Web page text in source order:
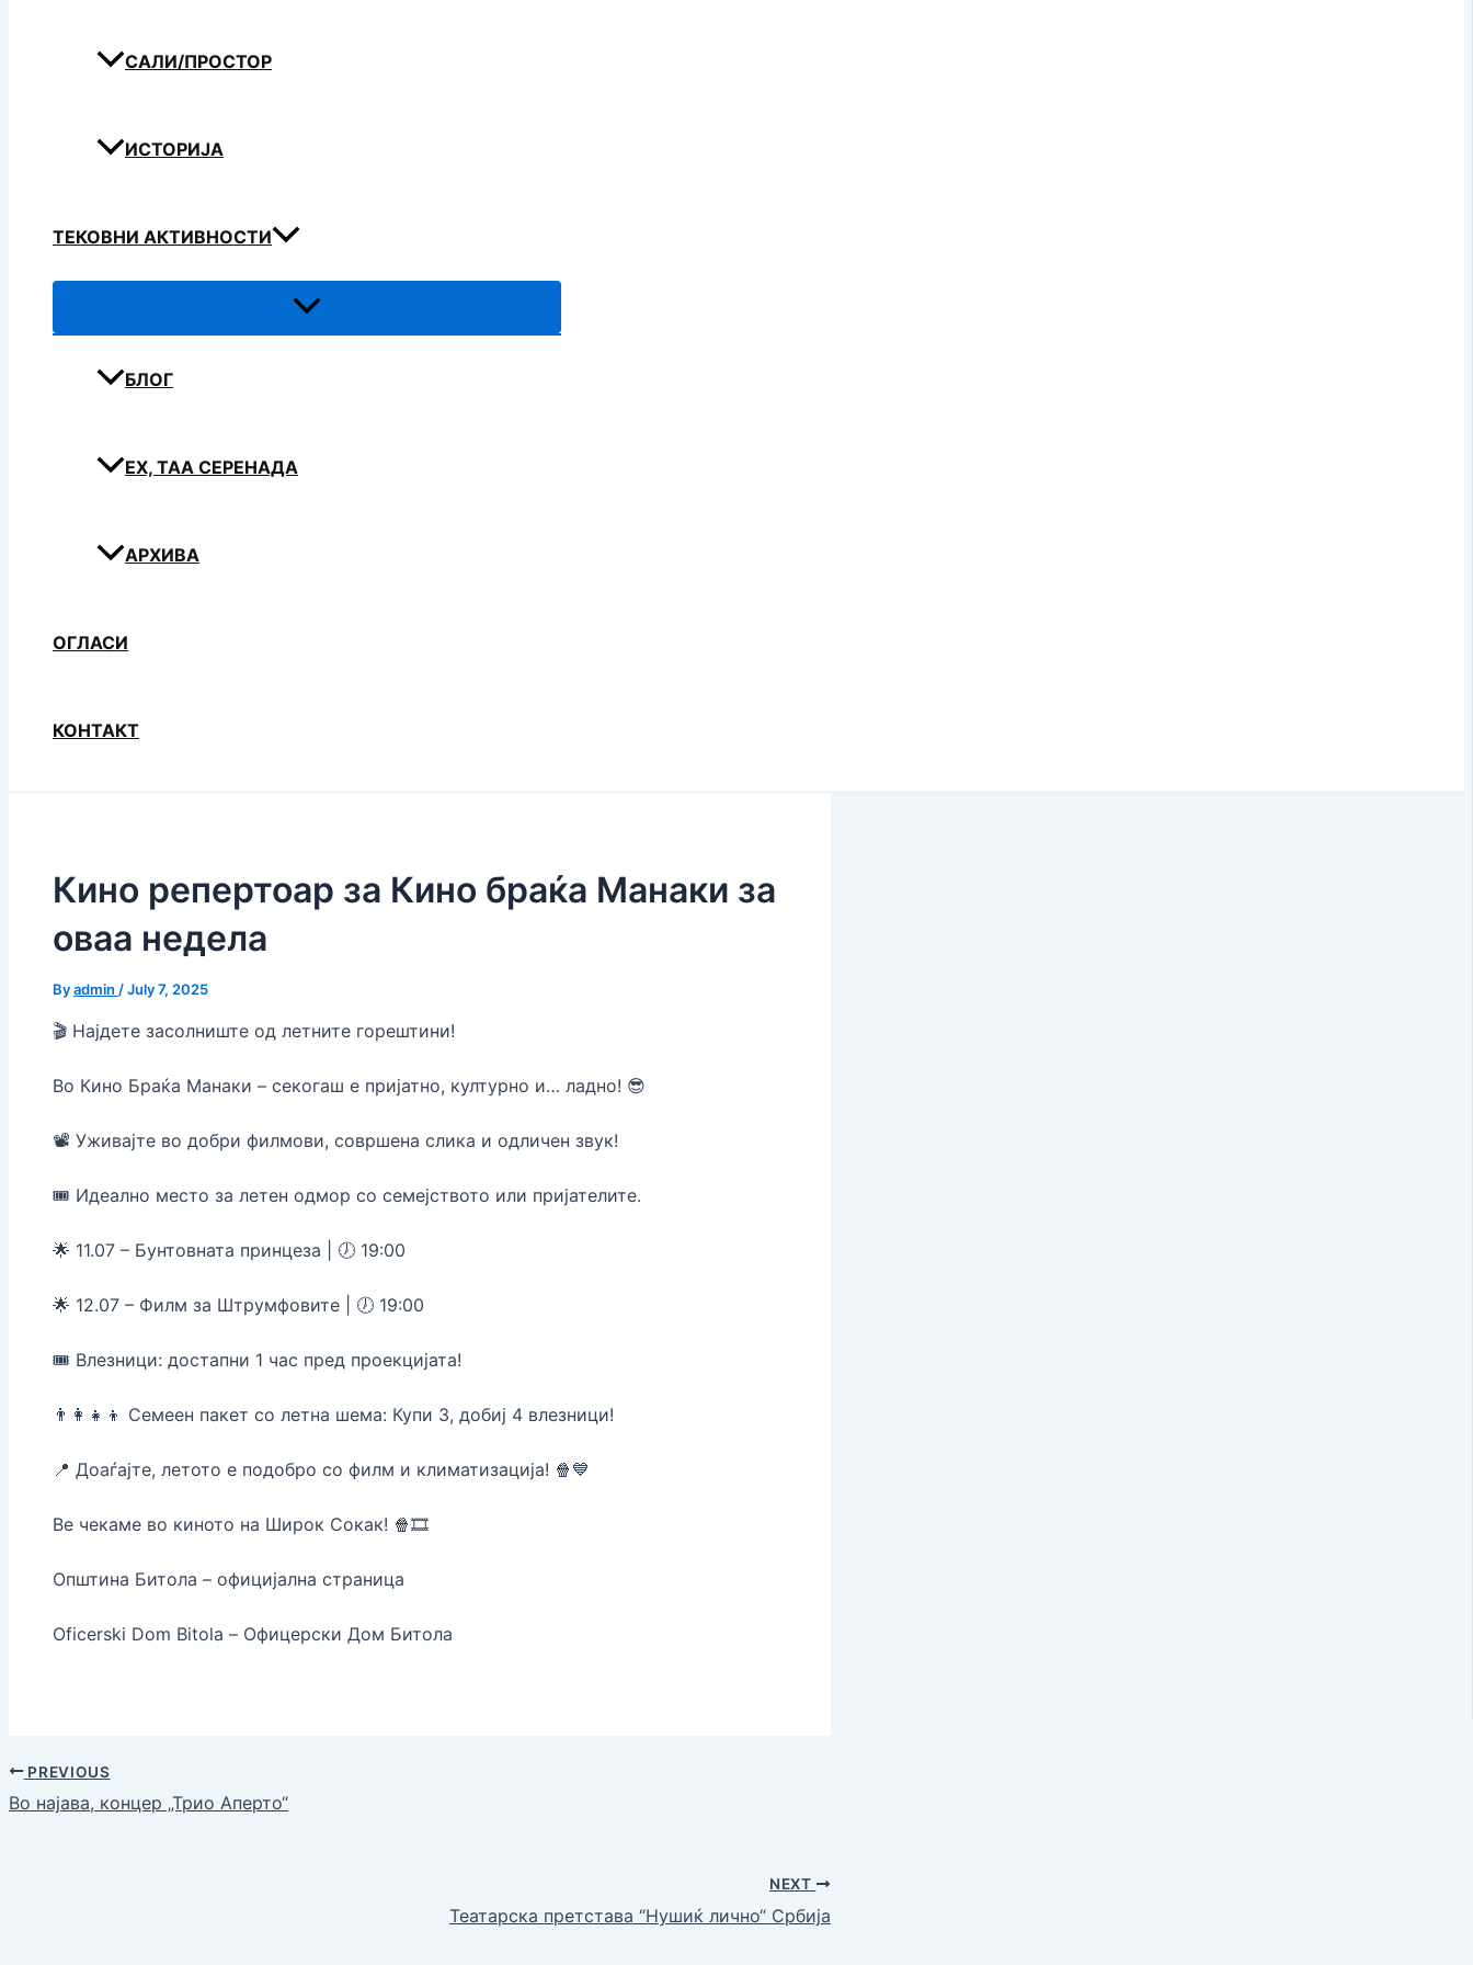
САЛИ/ПРОСТОР
ИСТОРИЈА
ТЕКОВНИ АКТИВНОСТИ
БЛОГ
ЕХ, ТАА СЕРЕНАДА
АРХИВА
ОГЛАСИ
КОНТАКТ
Кино репертоар за Кино браќа Манаки за
оваа недела
Byadmin /July 7, 2025
🎬 Најдете засолниште од летните горештини!
Во Кино Браќа Манаки – секогаш е пријатно, културно и… ладно! 😎
📽️ Уживајте во добри филмови, совршена слика и одличен звук!
🎟️ Идеално место за летен одмор со семејството или пријателите.
🌟 11.07 – Бунтовната принцеза | 🕖 19:00
🌟 12.07 – Филм за Штрумфовите | 🕖 19:00
🎟️ Влезници: достапни 1 час пред проекцијата!
👨‍👩‍👧‍👦 Семеен пакет со летна шема: Купи 3, добиј 4 влезници!
📍 Доаѓајте, летото е подобро со филм и климатизација! 🍿💙
Ве чекаме во киното на Широк Сокак! 🍿🎞️
Општина Битола – официјална страница
Oficerski Dom Bitola – Офицерски Дом Битола
PREVIOUS
Во најава, концер „Трио Аперто“
NEXT
Театарска претстава “Нушиќ лично“ Србија